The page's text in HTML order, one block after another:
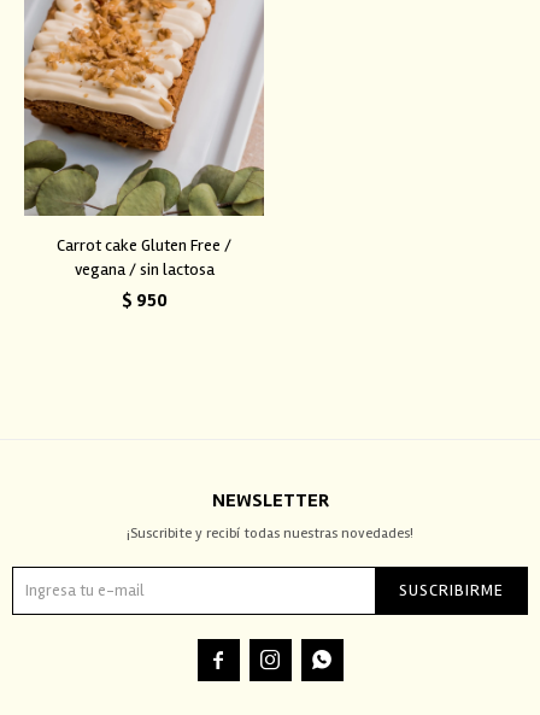
Carrot cake Gluten Free /
vegana / sin lactosa
$ 950
NEWSLETTER
¡Suscribite y recibí todas nuestras novedades!
SUSCRIBIRME
  